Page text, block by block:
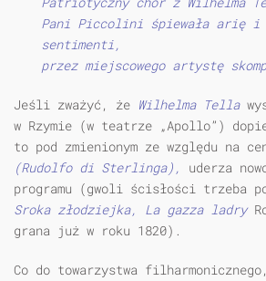
Pani Piccolini śpiewała arię
sentimenti,
przez miejscowego artystę
Jeśli zważyć, że Wilhelma Tella
w Rzymie (w teatrze „Apollo”)
to pod zmienionym ze względu na
(Rudolfo di Sterlinga), uderza
programu (gwoli ścisłości trzeba
Sroka złodziejka, La gazza ladry
grana już w roku 1820).
Co do towarzystwa